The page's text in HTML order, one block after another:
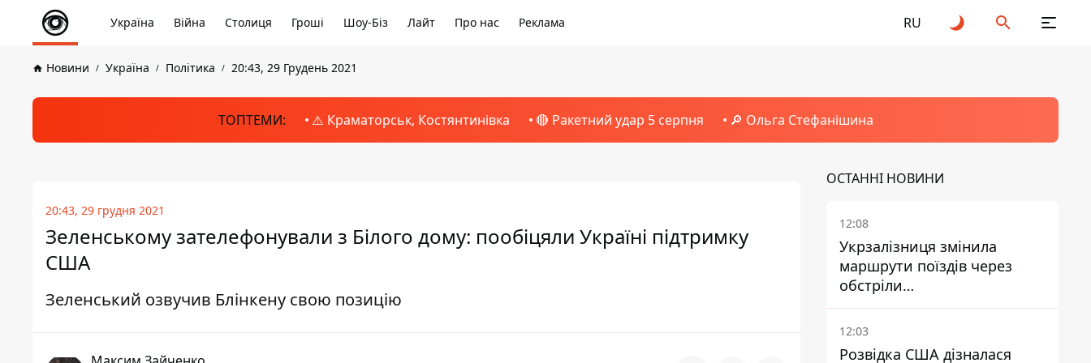
Україна Війна Столиця Гроші Шоу-Біз Лайт Про нас Реклама RU
Новини Україна Політика 20:43, 29 Грудень 2021
ТОПТЕМИ: ⚠️ Краматорськ, Костянтинівка 🔴 Ракетний удар 5 серпня 🔎 Ольга Стефанішина
20:43, 29 грудня 2021
Зеленському зателефонували з Білого дому: пообіцяли Україні підтримку
США
Зеленський озвучив Блінкену свою позицію
ОСТАННІ НОВИНИ
12:08
Укрзалізниця змінила
маршрути поїздів через
обстріли
Дніпропетровщини,
Харківщини й Запоріжжя
12:03
Розвідка США дізналася